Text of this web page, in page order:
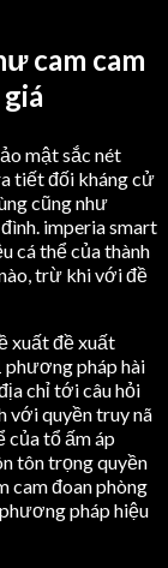
cam cam
mật sắc nét
tiết đối kháng cử
cũng như
imperia smart
cá thể của thành
trừ khi với đề
xuất đề xuất
phương pháp hài
chỉ tới câu hỏi
với quyền truy nã
của tổ ấm áp
tôn trọng quyền
cam đoan phòng
pháp hiệu